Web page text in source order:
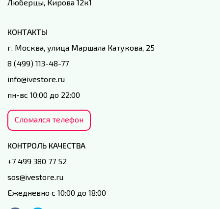
Люберцы, Кирова 12к1
КОНТАКТЫ
г. Москва, улица Маршала Катукова, 25
8 (499) 113-48-77
info@ivestore.ru
пн-вс 10:00 до 22:00
Сломался телефон
КОНТРОЛЬ КАЧЕСТВА
+7 499 380 77 52
sos@ivestore.ru
Ежедневно с 10:00 до 18:00